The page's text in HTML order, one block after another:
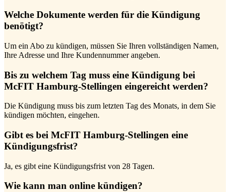
Welche Dokumente werden für die Kündigung
benötigt?
Um ein Abo zu kündigen, müssen Sie Ihren vollständigen Namen,
Ihre Adresse und Ihre Kundennummer angeben.
Bis zu welchem Tag muss eine Kündigung bei
McFIT Hamburg-Stellingen eingereicht werden?
Die Kündigung muss bis zum letzten Tag des Monats, in dem Sie
kündigen möchten, eingehen.
Gibt es bei McFIT Hamburg-Stellingen eine
Kündigungsfrist?
Ja, es gibt eine Kündigungsfrist von 28 Tagen.
Wie kann man online kündigen?